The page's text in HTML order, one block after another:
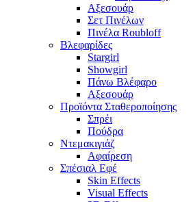
Αξεσουάρ
Σετ Πινέλων
Πινέλα Roubloff
Βλεφαρίδες
Stargirl
Showgirl
Πάνω Βλέφαρο
Αξεσουάρ
Προϊόντα Σταθεροποίησης
Σπρέι
Πούδρα
Ντεμακιγιάζ
Αφαίρεση
Σπέσιαλ Εφέ
Skin Effects
Visual Effects